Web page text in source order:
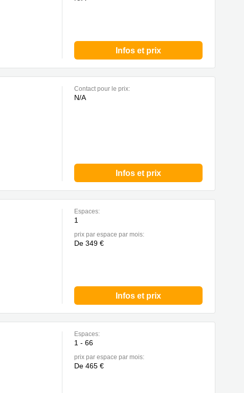
Infos et prix
Contact pour le prix:
N/A
Infos et prix
Espaces:
1
prix par espace par mois:
De 349 €
Infos et prix
Espaces:
1 - 66
prix par espace par mois:
De 465 €